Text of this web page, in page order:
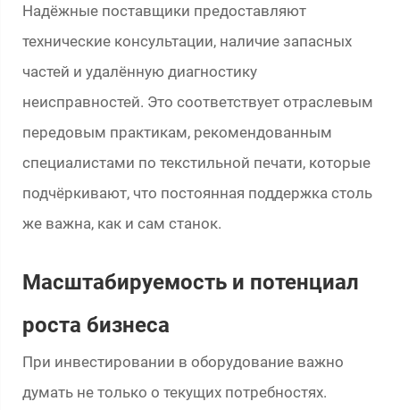
Надёжные поставщики предоставляют
технические консультации, наличие запасных
частей и удалённую диагностику
неисправностей. Это соответствует отраслевым
передовым практикам, рекомендованным
специалистами по текстильной печати, которые
подчёркивают, что постоянная поддержка столь
же важна, как и сам станок.
Масштабируемость и потенциал
роста бизнеса
При инвестировании в оборудование важно
думать не только о текущих потребностях.